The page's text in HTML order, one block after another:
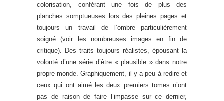
colorisation, conférant une fois de plus des
planches somptueuses lors des pleines pages et
toujours un travail de l’ombre particulièrement
soigné (voir les nombreuses images en fin de
critique). Des traits toujours réalistes, épousant la
volonté d’une série d’être « plausible » dans notre
propre monde. Graphiquement, il y a peu à redire et
ceux qui ont aimé les deux premiers tomes n’ont
pas de raison de faire l’impasse sur ce dernier,